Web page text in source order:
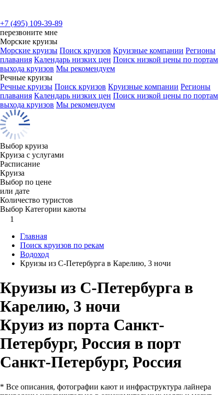
+7 (495) 109-39-89
перезвоните мне
Морские круизы
Морские круизы Поиск круизов Круизные компании Регионы
плавания Календарь низких цен Поиск низкой цены по портам
выхода круизов Мы рекомендуем
Речные круизы
Речные круизы Поиск круизов Круизные компании Регионы
плавания Календарь низких цен Поиск низкой цены по портам
выхода круизов Мы рекомендуем
Выбор круиза
Круиза с услугами
Расписание
Круиза
Выбор по цене
или дате
Количество туристов
Выбор Категории каюты
1
Главная
Поиск круизов по рекам
Водоход
Круизы из С-Петербурга в Карелию, 3 ночи
Круизы из С-Петербурга в
Карелию, 3 ночи
Круиз из порта Санкт-
Петербург, Россия в порт
Санкт-Петербург, Россия
* Все описания, фотографии кают и инфраструктура лайнера